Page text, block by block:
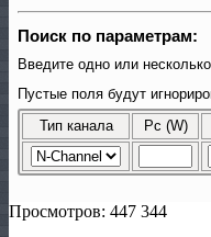
Поиск по параметрам:
Введите одно или
Пустые поля будут
Тип канала Pc (W)
Просмотров: 447 344